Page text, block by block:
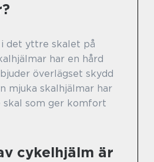
det yttre skalet på
har en hård
överlägset skydd
mjuka skalhjälmar har
som ger komfort
cykelhjälm är